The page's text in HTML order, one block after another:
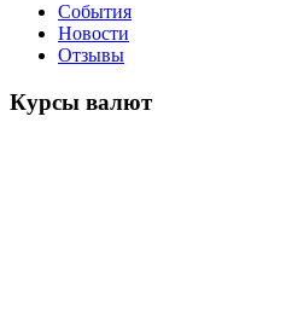
События
Новости
Отзывы
Курсы валют